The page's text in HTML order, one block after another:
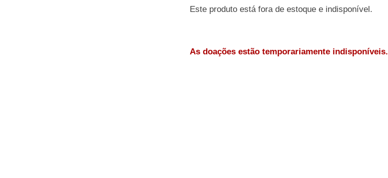
Este produto está fora de estoque e indisponível.
As doações estão temporariamente indisponíveis.